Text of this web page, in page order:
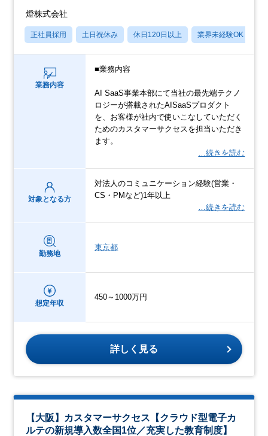
燈株式会社
正社員採用 土日祝休み 休日120日以上 業界未経験OK
業務内容
■業務内容
AI SaaS事業本部にて当社の最先端テクノ
ロジーが搭載されたAISaaSプロダクト
を、お客様が社内で使いこなしていただく
ためのカスタマーサクセスを担当いただき
ます。
…続きを読む
対象となる方
対法人のコミュニケーション経験(営業・
CS・PMなど)1年以上
…続きを読む
勤務地
東京都
想定年収
450～1000万円
詳しく見る
【大阪】カスタマーサクセス【クラウド型電⼦カ
ルテの新規導⼊数全国1位／充実した教育制度】